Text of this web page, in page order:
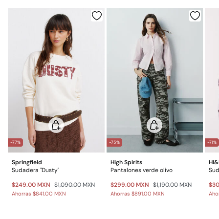
*Días laborables (L-V).
Envío a almacén Gastos a cargo del cliente
-77%
Springfield
Sudadera "Dusty"
$249.00 MXN $1,090.00 MXN
Ahorras $841.00 MXN
-75%
High Spirits
Pantalones verde olivo
$299.00 MXN $1,190.00 MXN
Ahorras $891.00 MXN
-71%